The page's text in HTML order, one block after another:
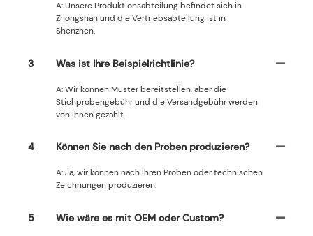
A: Unsere Produktionsabteilung befindet sich in
Zhongshan und die Vertriebsabteilung ist in
Shenzhen.
3 Was ist Ihre Beispielrichtlinie?
A: Wir können Muster bereitstellen, aber die
Stichprobengebühr und die Versandgebühr werden
von Ihnen gezahlt.
4 Können Sie nach den Proben produzieren?
A: Ja, wir können nach Ihren Proben oder technischen
Zeichnungen produzieren.
5 Wie wäre es mit OEM oder Custom?